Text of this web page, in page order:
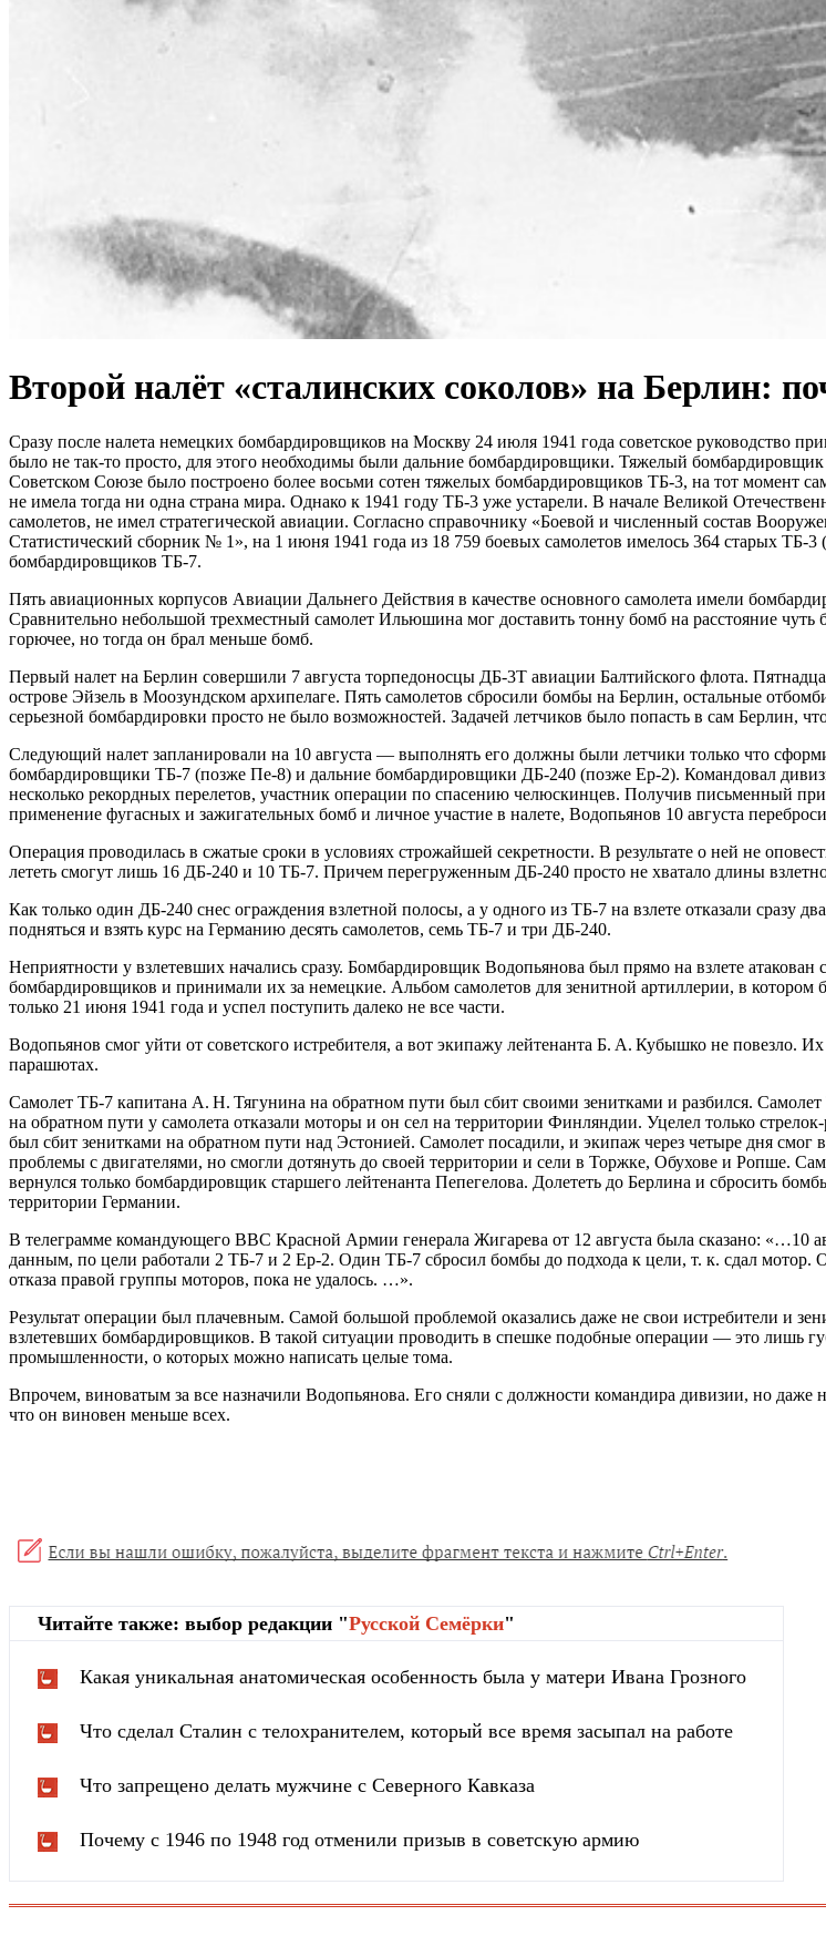
Второй налёт «сталинских соколов» на Берлин:
Сразу после налета немецких бомбардировщиков на Москву 24 июля 1941 года советское руководство
было не так-то просто, для этого необходимы были дальние бомбардировщики. Тяжелый
Советском Союзе было построено более восьми сотен тяжелых бомбардировщиков ТБ-3, на тот момент
не имела тогда ни одна страна мира. Однако к 1941 году ТБ-3 уже устарели. В начале Великой
самолетов, не имел стратегической авиации. Согласно справочнику «Боевой и численный состав
Статистический сборник № 1», на 1 июня 1941 года из 18 759 боевых самолетов имелось 364 старых
бомбардировщиков ТБ-7.
Пять авиационных корпусов Авиации Дальнего Действия в качестве основного самолета имели
Сравнительно небольшой трехместный самолет Ильюшина мог доставить тонну бомб на расстояние чуть
горючее, но тогда он брал меньше бомб.
Первый налет на Берлин совершили 7 августа торпедоносцы ДБ-3Т авиации Балтийского флота.
острове Эйзель в Моозундском архипелаге. Пять самолетов сбросили бомбы на Берлин, остальные
серьезной бомбардировки просто не было возможностей. Задачей летчиков было попасть в сам Берлин,
Следующий налет запланировали на 10 августа — выполнять его должны были летчики только что
бомбардировщики ТБ-7 (позже Пе-8) и дальние бомбардировщики ДБ-240 (позже Ер-2). Командовал
несколько рекордных перелетов, участник операции по спасению челюскинцев. Получив письменный
применение фугасных и зажигательных бомб и личное участие в налете, Водопьянов 10 августа
Операция проводилась в сжатые сроки в условиях строжайшей секретности. В результате о ней не
лететь смогут лишь 16 ДБ-240 и 10 ТБ-7. Причем перегруженным ДБ-240 просто не хватало длины
Как только один ДБ-240 снес ограждения взлетной полосы, а у одного из ТБ-7 на взлете отказали сразу
подняться и взять курс на Германию десять самолетов, семь ТБ-7 и три ДБ-240.
Неприятности у взлетевших начались сразу. Бомбардировщик Водопьянова был прямо на взлете
бомбардировщиков и принимали их за немецкие. Альбом самолетов для зенитной артиллерии, в
только 21 июня 1941 года и успел поступить далеко не все части.
Водопьянов смог уйти от советского истребителя, а вот экипажу лейтенанта Б. А. Кубышко не повезло.
парашютах.
Самолет ТБ-7 капитана А. Н. Тягунина на обратном пути был сбит своими зенитками и разбился.
на обратном пути у самолета отказали моторы и он сел на территории Финляндии. Уцелел только
был сбит зенитками на обратном пути над Эстонией. Самолет посадили, и экипаж через четыре дня
проблемы с двигателями, но смогли дотянуть до своей территории и сели в Торжке, Обухове и Ропше.
вернулся только бомбардировщик старшего лейтенанта Пепегелова. Долететь до Берлина и сбросить
территории Германии.
В телеграмме командующего ВВС Красной Армии генерала Жигарева от 12 августа была сказано: «…10
данным, по цели работали 2 ТБ-7 и 2 Ер-2. Один ТБ-7 сбросил бомбы до подхода к цели, т. к. сдал
отказа правой группы моторов, пока не удалось. …».
Результат операции был плачевным. Самой большой проблемой оказались даже не свои истребители и
взлетевших бомбардировщиков. В такой ситуации проводить в спешке подобные операции — это лишь
промышленности, о которых можно написать целые тома.
Впрочем, виноватым за все назначили Водопьянова. Его сняли с должности командира дивизии, но
что он виновен меньше всех.
Читайте также: выбор редакции "Русской Cемёрки"
Какая уникальная анатомическая особенность была у матери Ивана Грозного
Что сделал Сталин с телохранителем, который все время засыпал на работе
Что запрещено делать мужчине с Северного Кавказа
Почему с 1946 по 1948 год отменили призыв в советскую армию